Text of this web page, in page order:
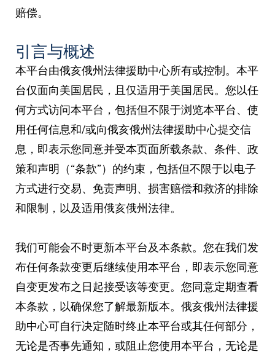
赔偿。
引言与概述
本平台由俄亥俄州法律援助中心所有或控制。本平
台仅面向美国居民，且仅适用于美国居民。您以任
何方式访问本平台，包括但不限于浏览本平台、使
用任何信息和/或向俄亥俄州法律援助中心提交信
息，即表示您同意并受本页面所载条款、条件、政
策和声明（“条款”）的约束，包括但不限于以电子
方式进行交易、免责声明、损害赔偿和救济的排除
和限制，以及适用俄亥俄州法律。
我们可能会不时更新本平台及本条款。您在我们发
布任何条款变更后继续使用本平台，即表示您同意
自变更发布之日起接受该等变更。您同意定期查看
本条款，以确保您了解最新版本。俄亥俄州法律援
助中心可自行决定随时终止本平台或其任何部分，
无论是否事先通知，或阻止您使用本平台，无论是